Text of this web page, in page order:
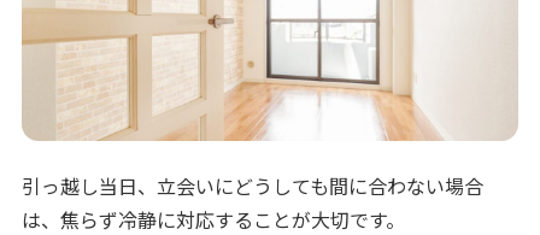
引っ越し当日、立会いにどうしても間に合わない場合
は、焦らず冷静に対応することが大切です。